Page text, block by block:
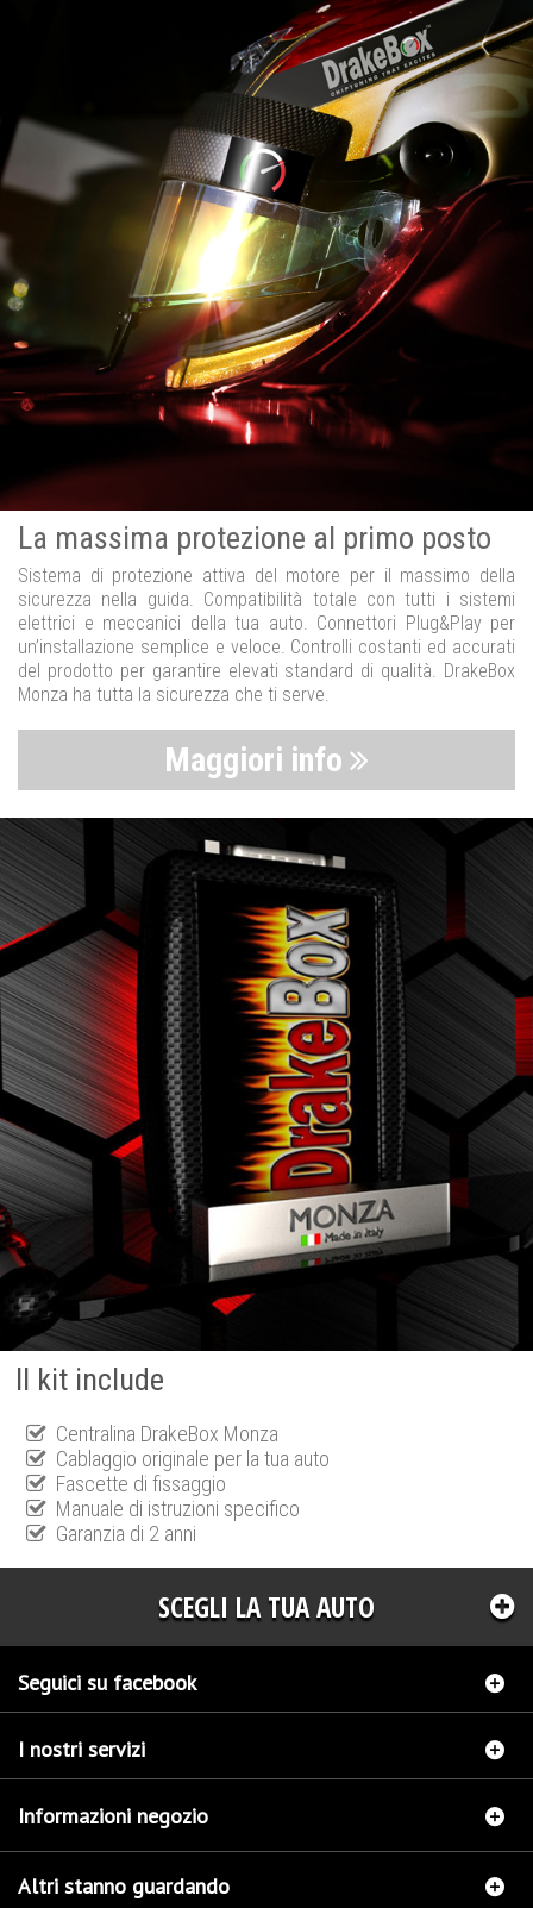
La massima protezione al primo posto
Sistema di protezione attiva del motore per il massimo della
sicurezza nella guida. Compatibilità totale con tutti i sistemi
elettrici e meccanici della tua auto. Connettori Plug&Play per
un’installazione semplice e veloce. Controlli costanti ed accurati
del prodotto per garantire elevati standard di qualità. DrakeBox
Monza ha tutta la sicurezza che ti serve.
Maggiori info
Il kit include
Centralina DrakeBox Monza
Cablaggio originale per la tua auto
Fascette di fissaggio
Manuale di istruzioni specifico
Garanzia di 2 anni
SCEGLI LA TUA AUTO
Seguici su facebook
I nostri servizi
Informazioni negozio
Altri stanno guardando